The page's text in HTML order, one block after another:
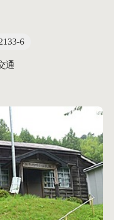
6
通